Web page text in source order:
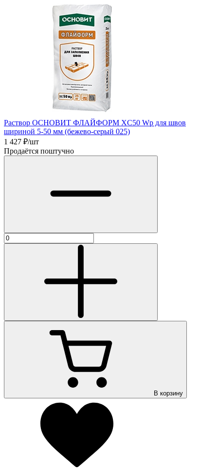
Раствор ОСНОВИТ ФЛАЙФОРМ XC50 Wp для швов
шириной 5-50 мм (бежево-серый 025)
1 427 ₽/шт
Продаётся поштучно
В корзину